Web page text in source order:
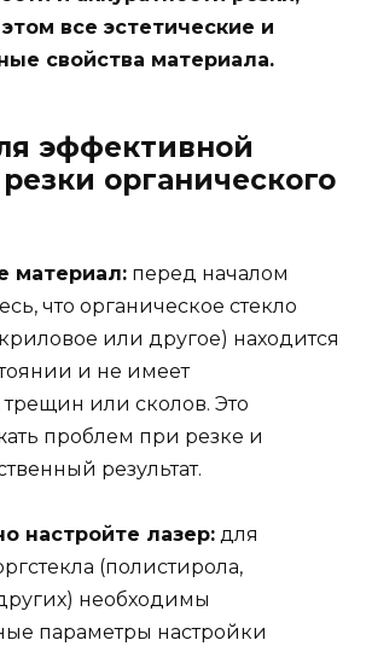
все эстетические и
свойства материала.
эффективной
органического
материал: перед началом
что органическое стекло
или другое) находится
и не имеет
или сколов. Это
проблем при резке и
результат.
настройте лазер: для
(полистирола,
необходимы
параметры настройки